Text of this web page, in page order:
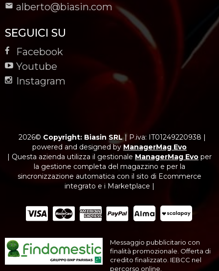
alberto@biasin.com
SEGUICI SU
Facebook
Youtube
Instagram
2026© Copyright: Biasin SRL| P.iva: IT01249220938 |
powered and designed by ManagerMag Evo
| Questa azienda utilizza il gestionale ManagerMag Evo per
la gestione completa del magazzino e per la
sincronizzazione automatica con il sito di Ecommerce
integrato e i Marketplace |
Messaggio pubblicitario con
finalità promozionale. Offerta di
credito finalizzato. IEBCC nel
percorso online.